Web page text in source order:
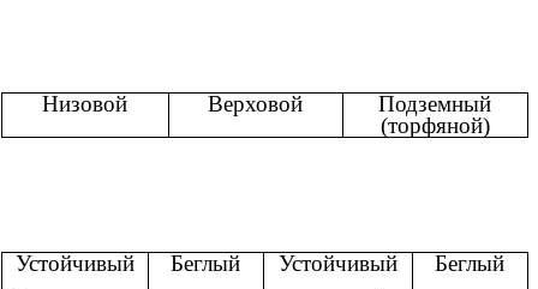
Низовой Верховой
Подземный
(торфяной)
Устойчивый Беглый Устойчивый
Беглый